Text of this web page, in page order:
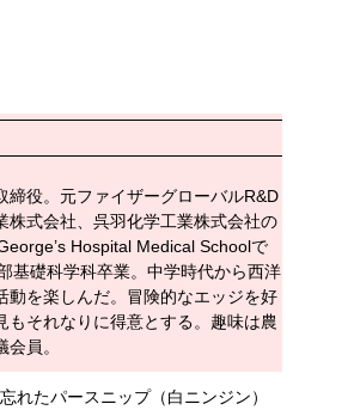
役。元ファイザーグローバルR&D
株式会社、呉羽化学工業株式会社の
Hospital Medical Schoolで
基礎科学科卒業。中学時代から西洋
動を楽しんだ。冒険的なエッジを好
それなりに得意とする。趣味は農
員。
れたパースニップ（白ニンジン）